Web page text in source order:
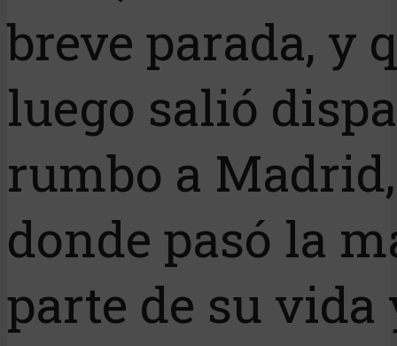
breve parada, y
luego salió
rumbo a Madrid,
donde pasó la
parte de su vida